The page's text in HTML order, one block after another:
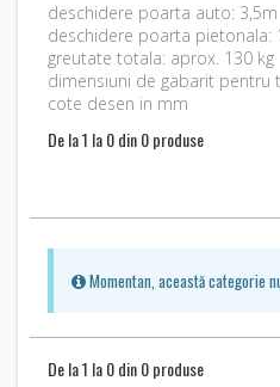
deschidere poarta auto: 3,5m
deschidere poarta pietonala:
greutate totala: aprox. 130 kg
dimensiuni de gabarit
cote desen in mm
De la 1 la 0 din 0 produse
Momentan, această categorie
De la 1 la 0 din 0 produse